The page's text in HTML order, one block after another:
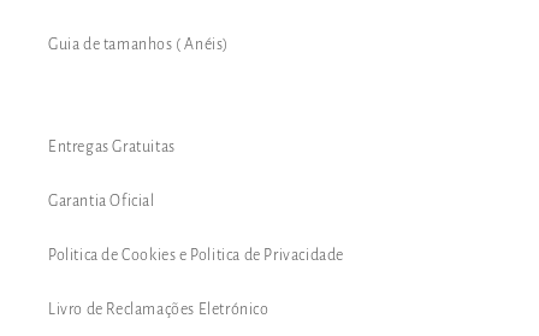
Guia de tamanhos ( Anéis)
Entregas Gratuitas
Garantia Oficial
Politica de Cookies e Politica de Privacidade
Livro de Reclamações Eletrónico